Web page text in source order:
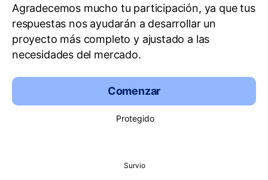
Agradecemos mucho tu participación, ya que tus
respuestas nos ayudarán a desarrollar un
proyecto más completo y ajustado a las
necesidades del mercado.
Comenzar
Protegido
Survio